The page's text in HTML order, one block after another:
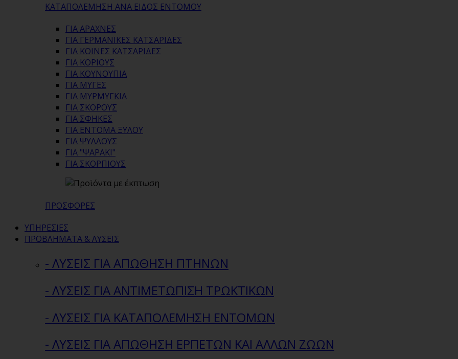
ΚΑΤΑΠΟΛΕΜΗΣΗ ΑΝΑ ΕΙΔΟΣ ΕΝΤΟΜΟΥ
ΓΙΑ ΑΡΑΧΝΕΣ
ΓΙΑ ΓΕΡΜΑΝΙΚΕΣ ΚΑΤΣΑΡΙΔΕΣ
ΓΙΑ ΚΟΙΝΕΣ ΚΑΤΣΑΡΙΔΕΣ
ΓΙΑ ΚΟΡΙΟΥΣ
ΓΙΑ ΚΟΥΝΟΥΠΙΑ
ΓΙΑ ΜΥΓΕΣ
ΓΙΑ ΜΥΡΜΥΓΚΙΑ
ΓΙΑ ΣΚΟΡΟΥΣ
ΓΙΑ ΣΦΗΚΕΣ
ΓΙΑ ΕΝΤΟΜΑ ΞΥΛΟΥ
ΓΙΑ ΨΥΛΛΟΥΣ
ΓΙΑ "ΨΑΡΑΚΙ"
ΓΙΑ ΣΚΟΡΠΙΟΥΣ
ΠΡΟΣΦΟΡΕΣ
ΥΠΗΡΕΣΙΕΣ
ΠΡΟΒΛΗΜΑΤΑ & ΛΥΣΕΙΣ
- ΛΥΣΕΙΣ ΓΙΑ ΑΠΩΘΗΣΗ ΠΤΗΝΩΝ
- ΛΥΣΕΙΣ ΓΙΑ ΑΝΤΙΜΕΤΩΠΙΣΗ ΤΡΩΚΤΙΚΩΝ
- ΛΥΣΕΙΣ ΓΙΑ ΚΑΤΑΠΟΛΕΜΗΣΗ ΕΝΤΟΜΩΝ
- ΛΥΣΕΙΣ ΓΙΑ ΑΠΩΘΗΣΗ ΕΡΠΕΤΩΝ ΚΑΙ ΑΛΛΩΝ ΖΩΩΝ